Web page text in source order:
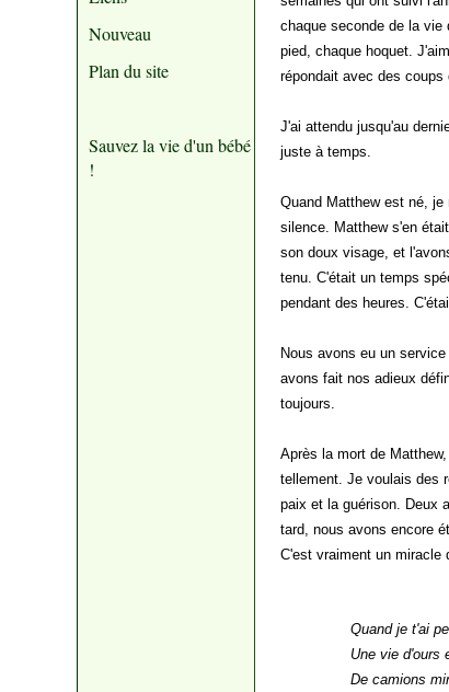
Nouveau
Plan du site
Sauvez la vie d'un bébé
!
chaque seconde de la vie
pied, chaque hoquet.
répondait avec des coups
J'ai attendu jusqu'au
juste à temps.
Quand Matthew est né,
silence. Matthew s'en
son doux visage, et
tenu. C'était un temps
pendant des heures.
Nous avons eu un
avons fait nos adieux
toujours.
Après la mort de
tellement. Je voulais des
paix et la guérison. Deux
tard, nous avons encore
C'est vraiment un miracle
Quand je t'ai
Une vie d'ours
De camions